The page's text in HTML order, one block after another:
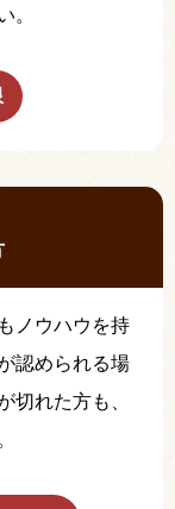
。
ノウハウを持
認められる場
切れた方も、